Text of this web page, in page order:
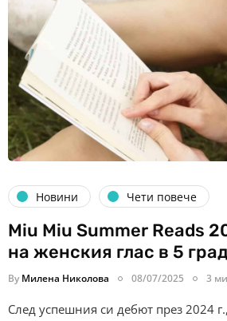
Новини Чети повече
Miu Miu Summer Reads
на женския глас в 5
By Милена Николова 08/07/2025 3
След успешния си дебют през 2024